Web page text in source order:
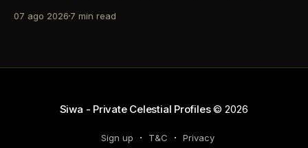
riconsiderare il tuo personal brand e l'engagement
07 ago 2026 7 min read
Siwa - Private Celestial Profiles© 2026
Sign up T&C Privacy